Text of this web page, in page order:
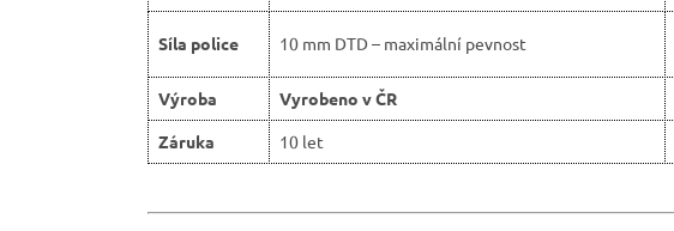
Síla police 10 mm DTD – maximální pevnost
Výroba
Vyrobeno v ČR
Záruka
10 let